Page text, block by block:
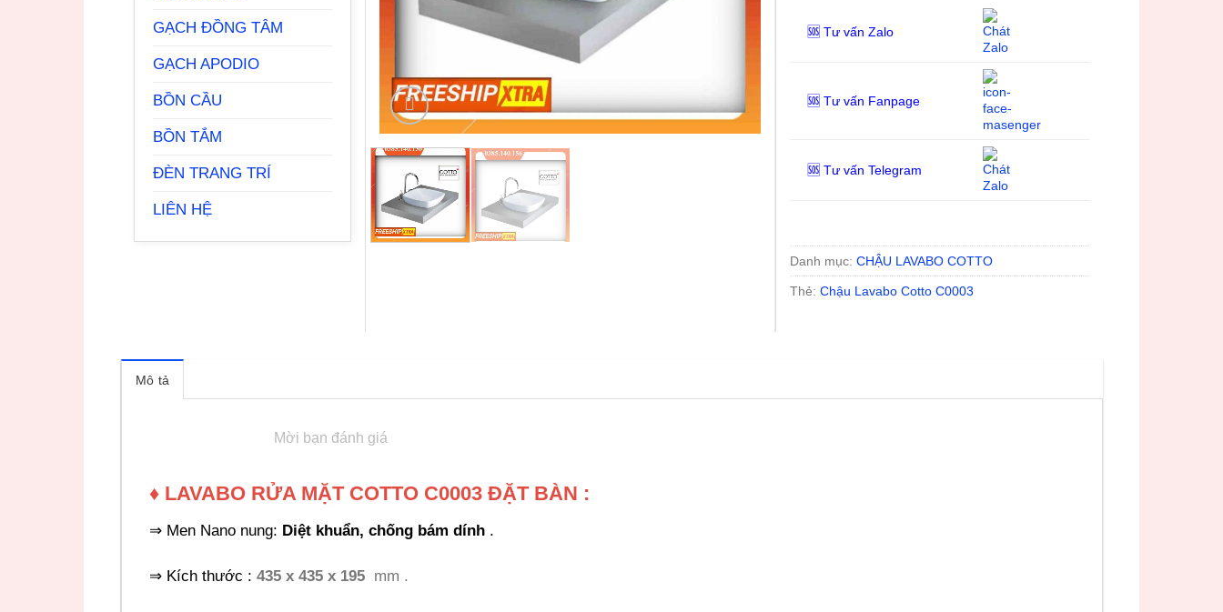
GẠCH ĐỒNG TÂM
GẠCH APODIO
BỒN CẦU
BỒN TẮM
ĐÈN TRANG TRÍ
LIÊN HỆ
🆘 Tư vấn Zalo
🆘 Tư vấn Fanpage
🆘 Tư vấn Telegram
Danh mục: CHẬU LAVABO COTTO
Thẻ: Chậu Lavabo Cotto C0003
Mô tả
Mời bạn đánh giá
♦ LAVABO RỬA MẶT COTTO C0003 ĐẶT BÀN :
⇒ Men Nano nung: Diệt khuẩn, chống bám dính .
⇒ Kích thước : 435 x 435 x 195 mm .